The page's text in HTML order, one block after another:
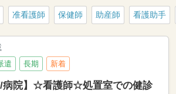
准看護師 保健師 助産師 看護助手
遣 長期 新着
/病院】☆看護師☆処置室での健診